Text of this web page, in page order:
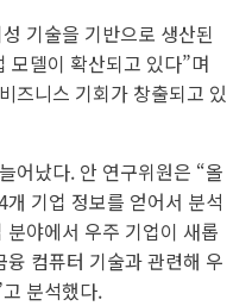
기술을 기반으로 생산된
모델이 확산되고 있다”며
즈니스 기회가 창출되고 있
어났다. 안 연구위원은 “올
기업 정보를 얻어서 분석
야에서 우주 기업이 새롭
컴퓨터 기술과 관련해 우
분석했다.